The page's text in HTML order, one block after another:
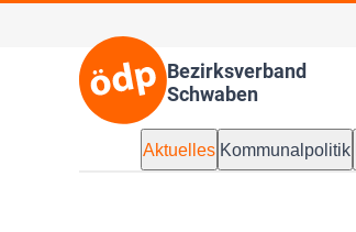
Bezirksverband
Schwaben
Aktuelles Kommunalpolitik